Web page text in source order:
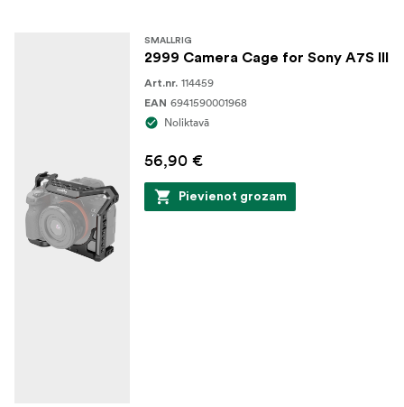
SMALLRIG
2999 Camera Cage for Sony A7S III
Art.nr. 114459
EAN 6941590001968
Noliktavā
56,90 €
Pievienot grozam